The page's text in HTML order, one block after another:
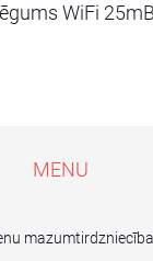
WiFi
MENU